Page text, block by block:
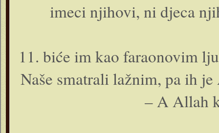
imeci njihovi, ni djeca
11. biće im kao faraonovim
Naše smatrali lažnim, pa ih
– A Allah